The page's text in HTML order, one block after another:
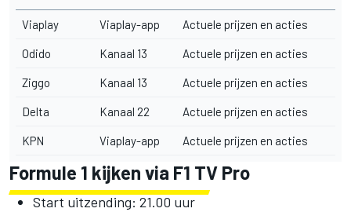
Viaplay Viaplay-app Actuele prijzen en acties
Odido Kanaal 13 Actuele prijzen en acties
Ziggo Kanaal 13 Actuele prijzen en acties
Delta Kanaal 22 Actuele prijzen en acties
KPN Viaplay-app Actuele prijzen en acties
Formule 1 kijken via F1 TV Pro
Start uitzending: 21.00 uur